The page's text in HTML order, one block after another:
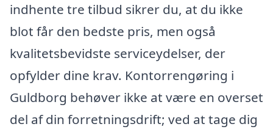
indhente tre tilbud sikrer du, at du ikke
blot får den bedste pris, men også
kvalitetsbevidste serviceydelser, der
opfylder dine krav. Kontorrengøring i
Guldborg behøver ikke at være en overset
del af din forretningsdrift; ved at tage dig